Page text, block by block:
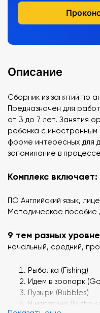
Описание
Сборник из занятий по
Предназначен для
от 3 до 7 лет. Занятия
ребенка с иностранным
форме интересных для
запоминание в
Комплекс включает:
ПО Английский язык,
Методическое пособие
9 тем разных
начальный, средний,
Рыбалка (Fishing)
Идем в зоопарк
Пузыри (Bubbles)
В магазине (In the